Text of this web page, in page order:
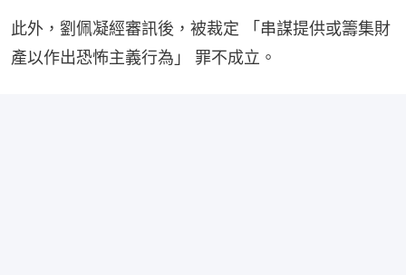
此外，劉佩凝經審訊後，被裁定 「串謀提供或籌集財
產以作出恐怖主義行為」 罪不成立。